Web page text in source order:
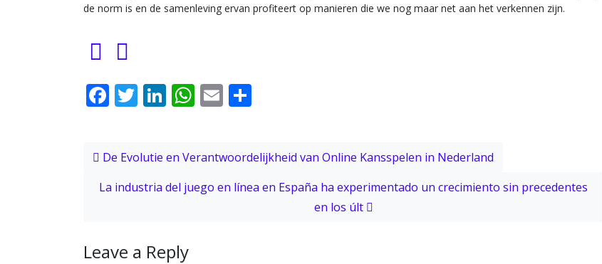
de norm is en de samenleving ervan profiteert op manieren die we nog maar net aan het verkennen zijn.
Facebook
Twitter
LinkedIn
WhatsApp
Email
De Evolutie en Verantwoordelijkheid van Online Kansspelen in Nederland
La industria del juego en línea en España ha experimentado un crecimiento sin precedentes
en los últ
Leave a Reply